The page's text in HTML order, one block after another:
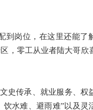
岗位，在这里还能了
，零工从业者陆大哥欣
史传承、就业服务、权
饮水难、避雨难”以及灵